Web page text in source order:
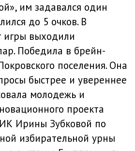
им задавался один
до 5 очков. В
игры выходили
Победила в брейн-
поселения. Она
быстрее и увереннее
молодежь и
проекта
Ирины Зубковой по
избирательной урны